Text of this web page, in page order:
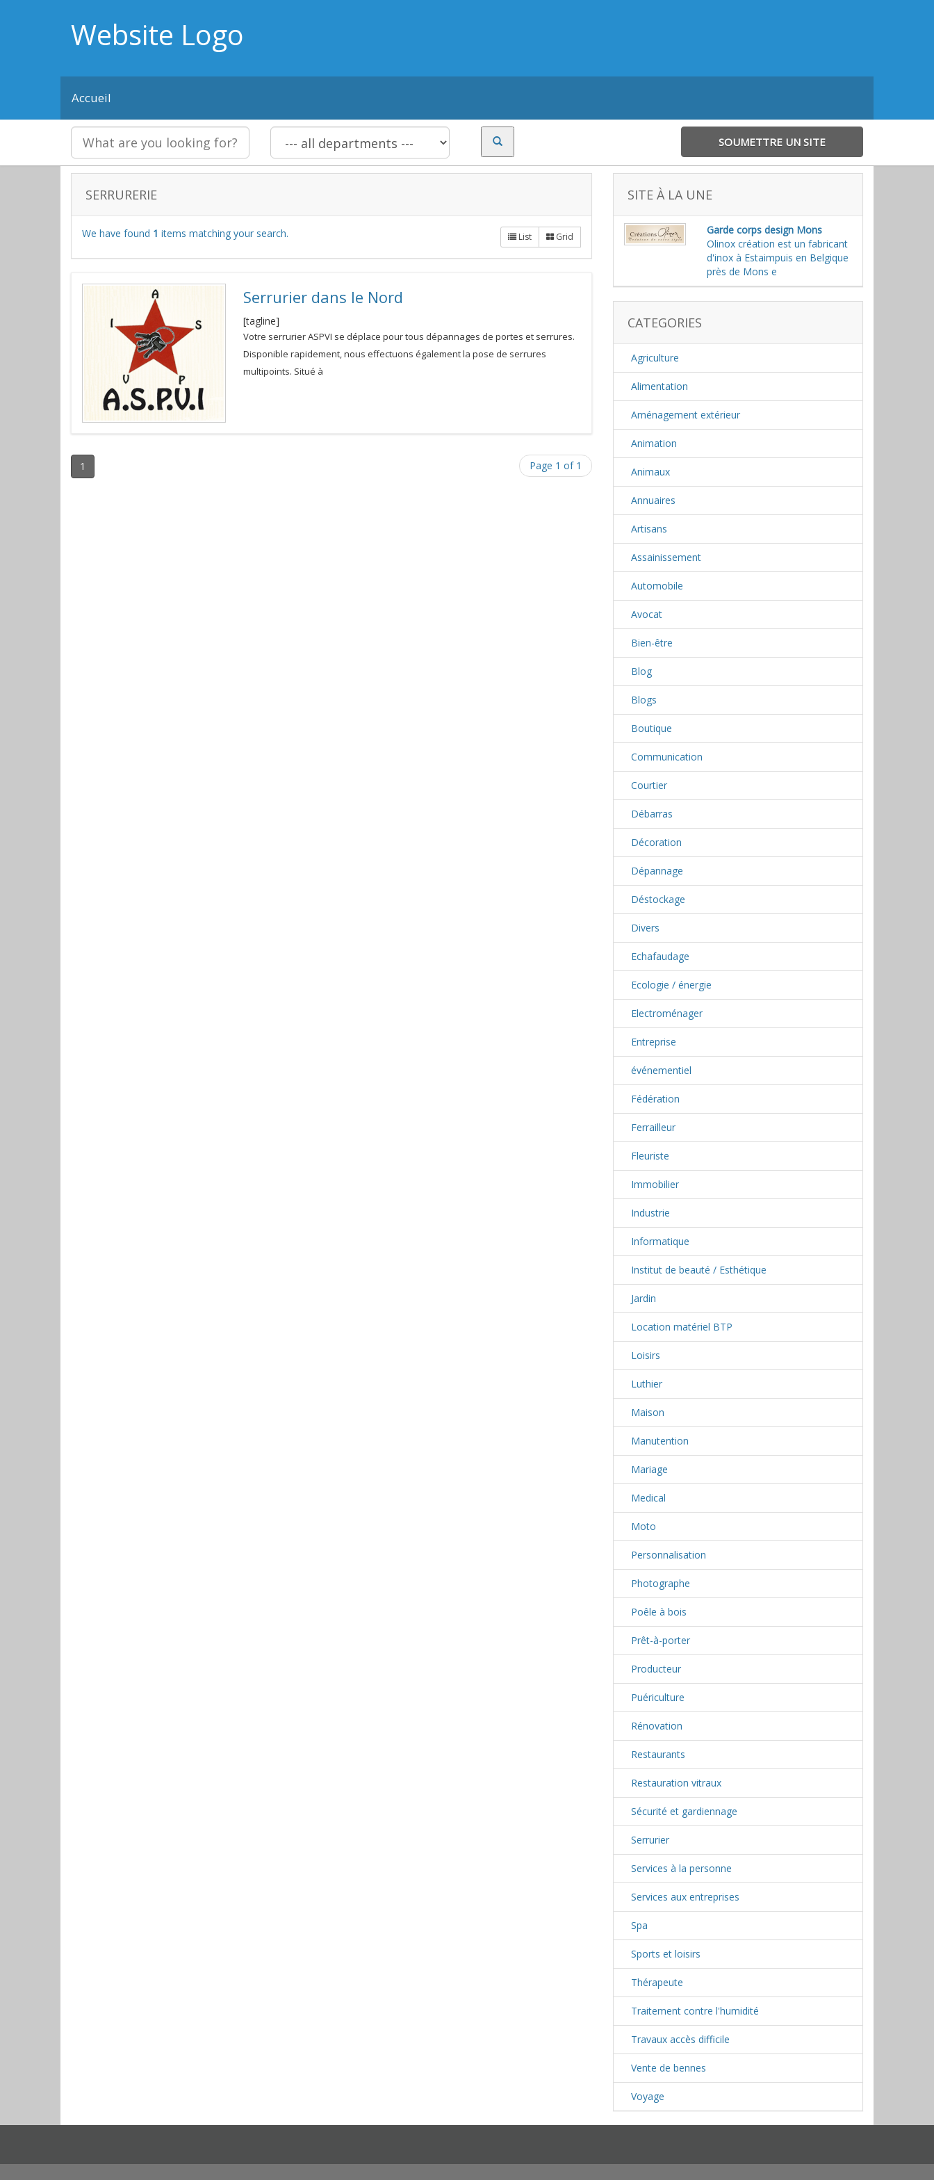
Website Logo
Accueil
SOUMETTRE UN SITE
SERRURERIE
List Grid
We have found 1 items matching your search.
Serrurier dans le Nord
[tagline]
Votre serrurier ASPVI se déplace pour tous dépannages de portes et serrures.
Disponible rapidement, nous effectuons également la pose de serrures
multipoints. Situé à
1 Page 1 of 1
SITE À LA UNE
Garde corps design Mons
Olinox création est un fabricant
d'inox à Estaimpuis en Belgique
près de Mons e
CATEGORIES
Agriculture
Alimentation
Aménagement extérieur
Animation
Animaux
Annuaires
Artisans
Assainissement
Automobile
Avocat
Bien-être
Blog
Blogs
Boutique
Communication
Courtier
Débarras
Décoration
Dépannage
Déstockage
Divers
Echafaudage
Ecologie / énergie
Electroménager
Entreprise
événementiel
Fédération
Ferrailleur
Fleuriste
Immobilier
Industrie
Informatique
Institut de beauté / Esthétique
Jardin
Location matériel BTP
Loisirs
Luthier
Maison
Manutention
Mariage
Medical
Moto
Personnalisation
Photographe
Poêle à bois
Prêt-à-porter
Producteur
Puériculture
Rénovation
Restaurants
Restauration vitraux
Sécurité et gardiennage
Serrurier
Services à la personne
Services aux entreprises
Spa
Sports et loisirs
Thérapeute
Traitement contre l'humidité
Travaux accès difficile
Vente de bennes
Voyage